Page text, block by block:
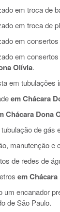
em troca de
em troca de
em
em
Olívia.
em tubulações
em Chácara
Chácara Dona
de gás
manutenção e
de redes de
em
um encanador
de São Paulo.